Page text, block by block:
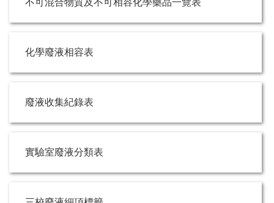
不可混合物質及不可相容化學藥品一覽表
化學廢液相容表
廢液收集紀錄表
實驗室廢液分類表